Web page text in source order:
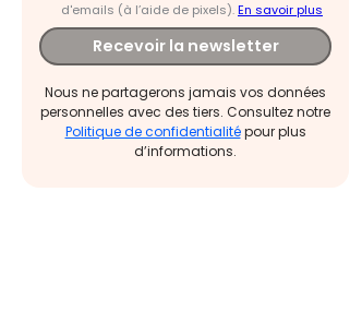
d'emails (à l’aide de pixels).En savoir plus
Recevoir la newsletter
Nous ne partagerons jamais vos données
personnelles avec des tiers. Consultez notre
Politique de confidentialitépour plus
d’informations.